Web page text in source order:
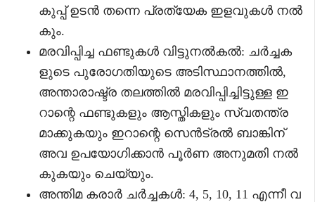
കുപ്പ് ഉടൻ തന്നെ പ്രത്യേക ഇളവുകൾ നൽ
കും.
മരവിപ്പിച്ച ഫണ്ടുകൾ വിട്ടുനൽകൽ: ചർച്ചക
ളുടെ പുരോഗതിയുടെ അടിസ്ഥാനത്തിൽ,
അന്താരാഷ്ട്ര തലത്തിൽ മരവിപ്പിച്ചിട്ടുള്ള ഇ
റാന്റെ ഫണ്ടുകളും ആസ്തികളും സ്വതന്ത്ര
മാക്കുകയും ഇറാന്റെ സെൻട്രൽ ബാങ്കിന്
അവ ഉപയോഗിക്കാൻ പൂർണ അനുമതി നൽ
കുകയും ചെയ്യും.
അന്തിമ കരാർ ചർച്ചകൾ: 4, 5, 10, 11 എന്നീ വ